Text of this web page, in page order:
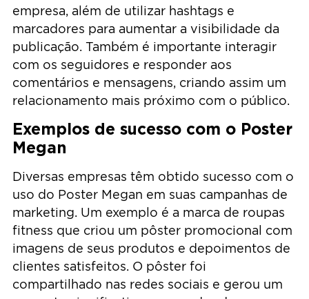
empresa, além de utilizar hashtags e
marcadores para aumentar a visibilidade da
publicação. Também é importante interagir
com os seguidores e responder aos
comentários e mensagens, criando assim um
relacionamento mais próximo com o público.
Exemplos de sucesso com o Poster
Megan
Diversas empresas têm obtido sucesso com o
uso do Poster Megan em suas campanhas de
marketing. Um exemplo é a marca de roupas
fitness que criou um pôster promocional com
imagens de seus produtos e depoimentos de
clientes satisfeitos. O pôster foi
compartilhado nas redes sociais e gerou um